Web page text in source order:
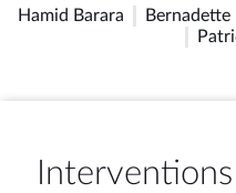
Hamid Barara Bernadette